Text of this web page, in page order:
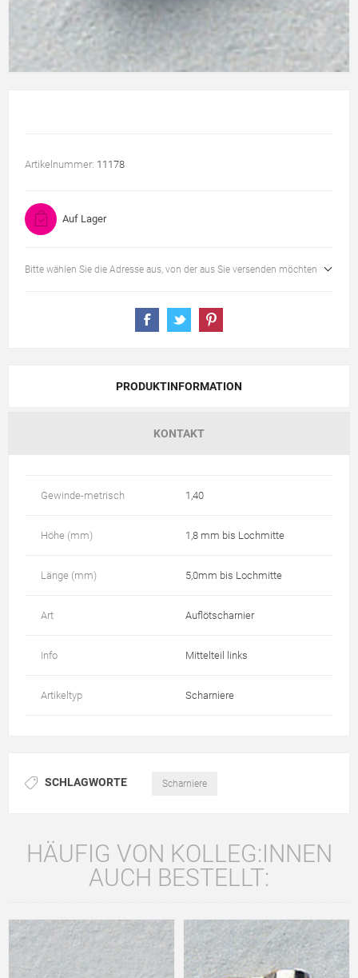
Artikelnummer: 11178
Auf Lager
Bitte wählen Sie die Adresse aus, von der aus Sie versenden möchten
PRODUKTINFORMATION
KONTAKT
Gewinde-metrisch 1,40
Höhe (mm) 1,8 mm bis Lochmitte
Länge (mm) 5,0mm bis Lochmitte
Art Auflötscharnier
Info Mittelteil links
Artikeltyp Scharniere
SCHLAGWORTE Scharniere
HÄUFIG VON KOLLEG:INNEN
AUCH BESTELLT: